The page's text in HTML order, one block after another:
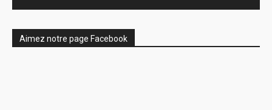
Aimez notre page Facebook